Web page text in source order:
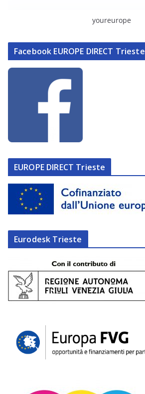
youreurope
Facebook EUROPE DIRECT Trieste
EUROPE DIRECT Trieste
Eurodesk Trieste